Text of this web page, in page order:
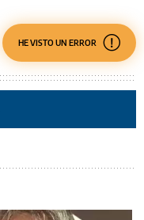
HE VISTO UN ERROR